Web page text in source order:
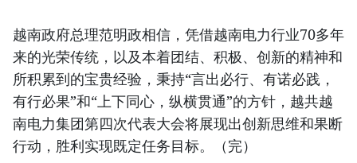
越南政府总理范明政相信，凭借越南电力行业70多年
来的光荣传统，以及本着团结、积极、创新的精神和
所积累到的宝贵经验，秉持“言出必行、有诺必践，
有行必果”和“上下同心，纵横贯通”的方针，越共越
南电力集团第四次代表大会将展现出创新思维和果断
行动，胜利实现既定任务目标。（完）